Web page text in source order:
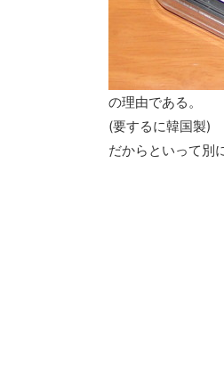
の理由である。
(要するに韓国製)
だからといって別